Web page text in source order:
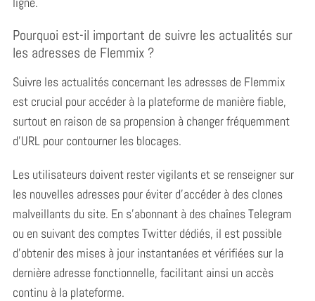
Pourquoi est-il important de suivre les actualités sur
les adresses de Flemmix ?
Suivre les actualités concernant les adresses de Flemmix
est crucial pour accéder à la plateforme de manière fiable,
surtout en raison de sa propension à changer fréquemment
d’URL pour contourner les blocages.
Les utilisateurs doivent rester vigilants et se renseigner sur
les nouvelles adresses pour éviter d’accéder à des clones
malveillants du site. En s’abonnant à des chaînes Telegram
ou en suivant des comptes Twitter dédiés, il est possible
d’obtenir des mises à jour instantanées et vérifiées sur la
dernière adresse fonctionnelle, facilitant ainsi un accès
continu à la plateforme.